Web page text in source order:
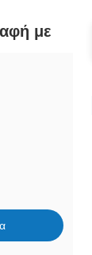
με